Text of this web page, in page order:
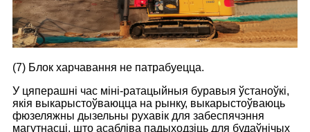
(7) Блок харчавання не патрабуецца.
У цяперашні час міні-ратацыйныя буравыя ўстаноўкі,
якія выкарыстоўваюцца на рынку, выкарыстоўваюць
фюзеляжны дызельны рухавік для забеспячэння
магутнасці, што асабліва падыходзіць для будаўнічых